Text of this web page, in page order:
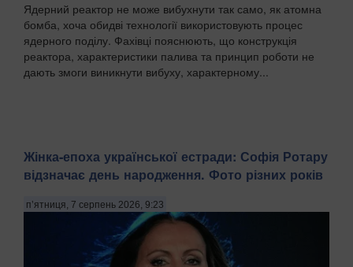
Ядерний реактор не може вибухнути так само, як атомна
бомба, хоча обидві технології використовують процес
ядерного поділу. Фахівці пояснюють, що конструкція
реактора, характеристики палива та принцип роботи не
дають змоги виникнути вибуху, характерному...
Жінка-епоха української естради: Софія Ротару
відзначає день народження. Фото різних років
п’ятниця, 7 серпень 2026, 9:23